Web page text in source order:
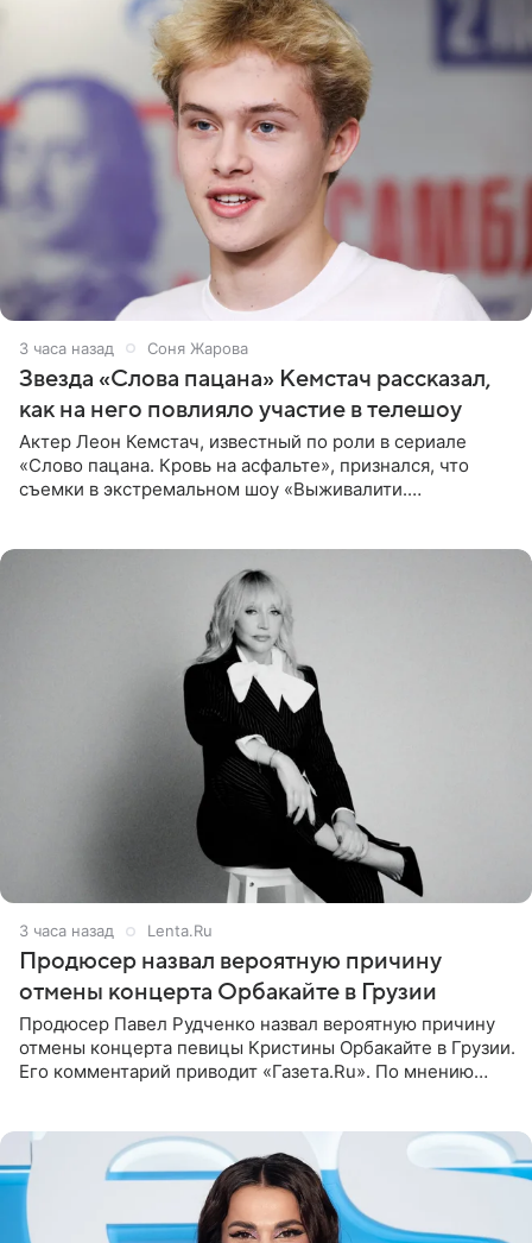
3 часа назад Соня Жарова
Звезда «Слова пацана» Кемстач рассказал,
как на него повлияло участие в телешоу
Актер Леон Кемстач, известный по роли в сериале
«Слово пацана. Кровь на асфальте», признался, что
съемки в экстремальном шоу «Выживалити.
3 часа назад Lenta.Ru
Продюсер назвал вероятную причину
отмены концерта Орбакайте в Грузии
Продюсер Павел Рудченко назвал вероятную причину
отмены концерта певицы Кристины Орбакайте в Грузии.
Его комментарий приводит «Газета.Ru». По мнению